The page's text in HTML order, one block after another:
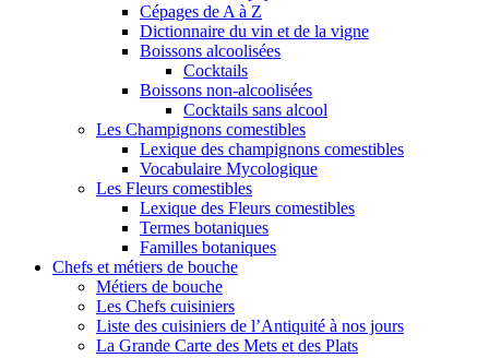
Cépages de A à Z
Dictionnaire du vin et de la vigne
Boissons alcoolisées
Cocktails
Boissons non-alcoolisées
Cocktails sans alcool
Les Champignons comestibles
Lexique des champignons comestibles
Vocabulaire Mycologique
Les Fleurs comestibles
Lexique des Fleurs comestibles
Termes botaniques
Familles botaniques
Chefs et métiers de bouche
Métiers de bouche
Les Chefs cuisiniers
Liste des cuisiniers de l’Antiquité à nos jours
La Grande Carte des Mets et des Plats